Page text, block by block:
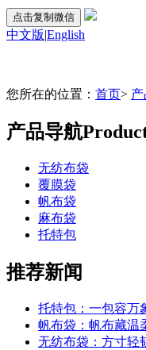
点击复制微信
中文版|English
您所在的位置： 首页>
产品导航
无纺布袋
覆膜袋
帆布袋
麻布袋
托特包
推荐新闻
托特包：一包容万
帆布袋：帆布藏温
无纺布袋：方寸轻